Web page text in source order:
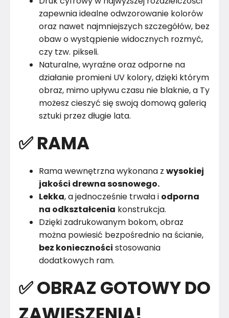
zapewnia idealne odwzorowanie kolorów
oraz nawet najmniejszych szczegółów, bez
obaw o wystąpienie widocznych rozmyć,
czy tzw. pikseli.
Naturalne, wyraźne oraz odporne na
działanie promieni UV kolory, dzięki którym
obraz, mimo upływu czasu nie blaknie, a Ty
możesz cieszyć się swoją domową galerią
sztuki przez długie lata.
✅ RAMA
Rama wewnętrzna wykonana z wysokiej
jakości drewna sosnowego.
Lekka, a jednocześnie trwała i odporna
na odkształcenia konstrukcja.
Dzięki zadrukowanym bokom, obraz
można powiesić bezpośrednio na ścianie,
bez konieczności stosowania
dodatkowych ram.
✅ OBRAZ GOTOWY DO